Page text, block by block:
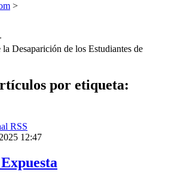
>
Desaparición de los Estudiantes de
por etiqueta:
RSS
12:47